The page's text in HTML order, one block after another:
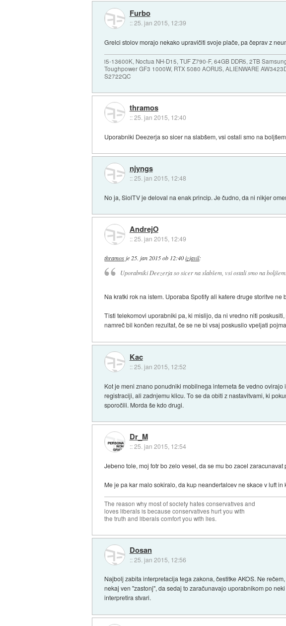
Furbo
::25. jan 2015, 12:39
Grelci stolov morajo nekako upravičiti svoje plače, pa čeprav z
i5-13600K, Noctua NH-D15, TUF Z790-F, 64GB DDR5, 2TB
Toughpower GF3 1000W, RTX 5080 AORUS, ALIENWARE
S2722QC
thramos
::25. jan 2015, 12:40
Uporabniki Deezerja so sicer na slabšem, vsi ostali smo na
njyngs
::25. jan 2015, 12:48
No ja, SiolTV je deloval na enak princip. Je čudno, da ni nikjer
AndrejO
::25. jan 2015, 12:49
thramos je 25. jan 2015 ob 12:40 izjavil:
Uporabniki Deezerja so sicer na slabšem, vsi ostali smo na boljšem.
Na kratki rok na istem. Uporaba Spotify ali katere druge storitve
Tisti telekomovi uporabniki pa, ki mislijo, da ni vredno niti
namreč bil končen rezultat, če se ne bi vsaj poskusilo vpeljati
Kac
::25. jan 2015, 12:52
Kot je meni znano ponudniki mobilnega interneta še vedno
registraciji, ali zadnjemu klicu. To se da obiti z nastavitvami, ki
sporočili. Morda še kdo drugi.
Dr_M
::25. jan 2015, 12:54
Jebeno tole, moj fotr bo zelo vesel, da se mu bo zacel
Me je pa kar malo sokiralo, da kup neandertalcev ne skace v luft
The reason why most of society hates conservatives and
loves liberals is because conservatives hurt you with
the truth and liberals comfort you with lies.
Dosan
::25. jan 2015, 12:56
Najbolj zabita interpretacija tega zakona, čestitke AKOS. Ne
nekaj ven "zastonj", da sedaj to zaračunavajo uporabnikom po
interpretira stvari.